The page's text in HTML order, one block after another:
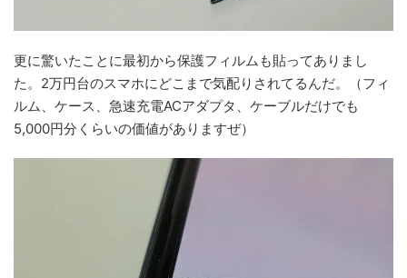
更に驚いたことに最初から保護フィルムも貼ってありまし
た。2万円台のスマホにどこまで気配りされてるんだ。（フィ
ルム、ケース、急速充電ACアダプタ、ケーブルだけでも
5,000円分くらいの価値がありますぜ）